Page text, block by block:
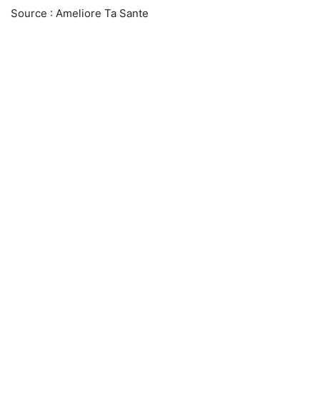
Source : Ameliore Ta Sante